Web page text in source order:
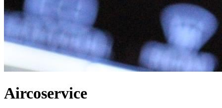
Aircoservice